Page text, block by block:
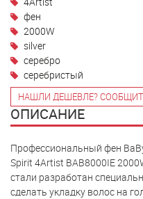
фен
2000W
silver
серебро
серебристый
НАШЛИ ДЕШЕВЛЕ?
ОПИСАНИЕ
Профессиональный фен
Spirit 4Artist BAB8000IE
стали разработан
сделать укладку волос на